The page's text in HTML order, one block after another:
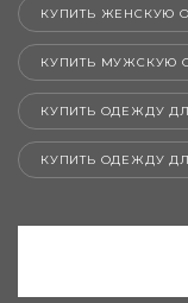
КУПИТЬ ЖЕНСКУЮ
КУПИТЬ МУЖСКУЮ
КУПИТЬ ОДЕЖДУ
КУПИТЬ ОДЕЖДУ